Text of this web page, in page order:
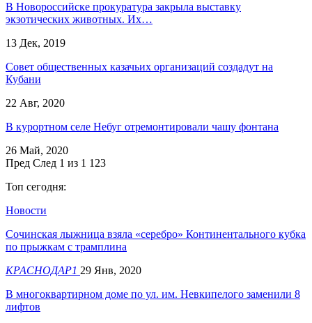
В Новороссийске прокуратура закрыла выставку
экзотических животных. Их…
13 Дек, 2019
Совет общественных казачьих организаций создадут на
Кубани
22 Авг, 2020
В курортном селе Небуг отремонтировали чашу фонтана
26 Май, 2020
Пред След 1 из 1 123
Топ сегодня:
Новости
Сочинская лыжница взяла «серебро» Континентального кубка
по прыжкам с трамплина
КРАСНОДАР1 29 Янв, 2020
В многоквартирном доме по ул. им. Невкипелого заменили 8
лифтов